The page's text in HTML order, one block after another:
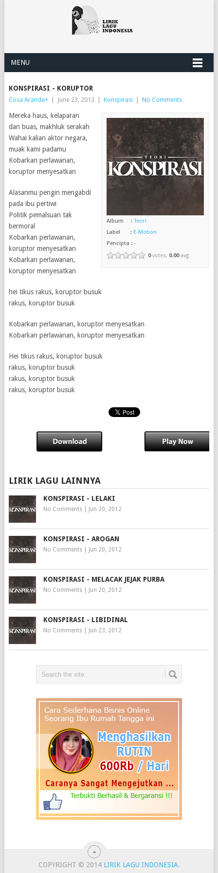
MENU
KONSPIRASI - KORUPTOR
Cosa Aranda+ June 23, 2012 Konspirasi No Comments
Album :Teori
Label :E-Motion
Pencipta : -
0votes, 0.00avg
Mereka haus, kelaparan
dan buas, makhluk serakah
Wahai kalian aktor negara,
muak kami padamu
Kobarkan perlawanan,
koruptor menyesatkan
Alasanmu pengin mengabdi
pada ibu pertiwi
Politik pemalsuan tak
bermoral
Kobarkan perlawanan,
koruptor menyesatkan
Kobarkan perlawanan,
koruptor menyesatkan
hei tikus rakus, koruptor busuk
rakus, koruptor busuk
Kobarkan perlawanan, koruptor menyesatkan
Kobarkan perlawanan, koruptor menyesatkan
Hei tikus rakus, koruptor busuk
rakus, koruptor busuk
rakus, koruptor busuk
rakus, koruptor busuk
LIRIK LAGU LAINNYA
KONSPIRASI - LELAKI
No Comments| Jun 20, 2012
KONSPIRASI - AROGAN
No Comments| Jun 20, 2012
KONSPIRASI - MELACAK JEJAK PURBA
No Comments| Jun 20, 2012
KONSPIRASI - LIBIDINAL
No Comments| Jun 23, 2012
COPYRIGHT © 2014 LIRIK LAGU INDONESIA.